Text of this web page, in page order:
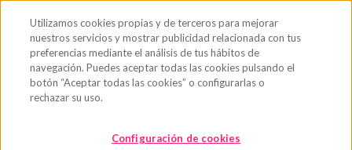
Utilizamos cookies propias y de terceros para mejorar
nuestros servicios y mostrar publicidad relacionada con tus
preferencias mediante el análisis de tus hábitos de
navegación. Puedes aceptar todas las cookies pulsando el
botón “Aceptar todas las cookies” o configurarlas o
rechazar su uso.
Configuración de cookies